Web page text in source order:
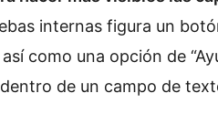
internas figura un
como una opción de
de un campo de